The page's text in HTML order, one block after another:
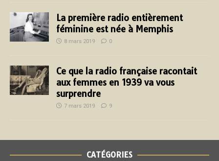
La première radio entièrement
féminine est née à Memphis
8 mars 2019 0
Ce que la radio française racontait
aux femmes en 1939 va vous
surprendre
7 mars 2019 9
CATÉGORIES